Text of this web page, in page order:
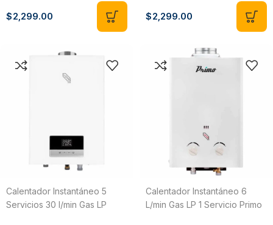
$2,299.00 $2,299.00
Calentador Instantáneo 5
Servicios 30 l/min Gas LP
Calentador Instantáneo 6
L/min Gas LP 1 Servicio Primo